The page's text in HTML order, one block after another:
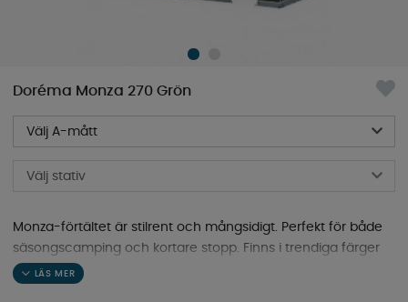
Doréma Monza 270 Grön
Välj A-mått
Välj stativ
Monza-förtältet är stilrent och mångsidigt. Perfekt för både
säsongscamping och kortare stopp. Finns i trendiga färger
och enkel att sätta upp.